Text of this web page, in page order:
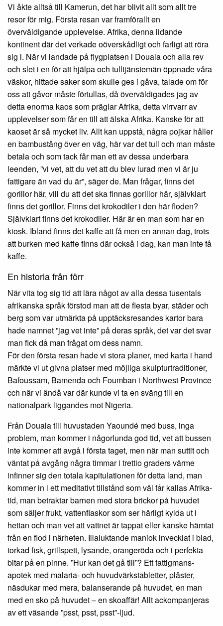
Vi åkte alltså till Kamerun, det har blivit allt som allt tre
resor för mig. Första resan var framförallt en
överväldigande upplevelse. Afrika, denna lidande
kontinent där det verkade oöverskådligt och farligt att röra
sig i. När vi landade på flygplatsen i Douala och alla rev
och slet i en för att hjälpa och tulltjänstemän öppnade våra
väskor, hittade saker som skulle ges i gåva, talade om för
oss att gåvor måste förtullas, då överväldigades jag av
detta enorma kaos som präglar Afrika, detta virrvarr av
upplevelser som får en till att älska Afrika. Kanske för att
kaoset är så mycket liv. Allt kan uppstå, några pojkar håller
en bambustång över en väg, här var det tull och man måste
betala och som tack får man ett av dessa underbara
leenden, ”vi vet, att du vet att du blev lurad men vi är ju
fattigare än vad du är”, säger de. Man frågar, finns det
gorillor här, vill du att det ska finnas gorillor här, självklart
finns det gorillor. Finns det krokodiler i den här floden?
Självklart finns det krokodiler. Här är en man som har en
kiosk. Ibland finns det kaffe att få men en annan dag, trots
att burken med kaffe finns där också i dag, kan man inte få
kaffe.
En historia från förr
När vita tog sig tid att lära något av alla dessa tusentals
afrikanska språk förstod man att de flesta byar, städer och
berg som var utmärkta på upptäcksresandes kartor bara
hade namnet ”jag vet inte” på deras språk, det var det svar
man fick då man frågat om dess namn.
För den första resan hade vi stora planer, med karta i hand
märkte vi ut givna platser med möjliga skulpturtraditioner,
Bafoussam, Bamenda och Foumban i Northwest Province
cch när vi ändå var där kunde vi ta en sväng till en
nationalpark liggandes mot Nigeria.
Från Douala till huvustaden Yaoundé med buss, inga
problem, man kommer i någorlunda god tid, vet att bussen
inte kommer att avgå i första taget, men när man suttit och
väntat på avgång några timmar i trettio graders värme
infinner sig den totala kapitulationen för detta land, man
kommer in i ett meditativt tillstånd som väl får kallas Afrika-
tid, man betraktar barnen med stora brickor på huvudet
som säljer frukt, vattenflaskor som ser härligt kylda ut i
hettan och man vet att vattnet är tappat eller kanske hämtat
från en flod i närheten. Illaluktande maniok invecklat i blad,
torkad fisk, grillspett, lysande, orangeröda och i perfekta
bitar på en pinne. ”Hur kan det gå till”? Ett fattigmans-
apotek med malaria- och huvudvärkstabletter, plåster,
näsdukar med mera, balanserande på huvudet, en man
med en sko på huvudet – en skoaffär! Allt ackompanjeras
av ett väsande ”psst, psst, psst”-ljud.